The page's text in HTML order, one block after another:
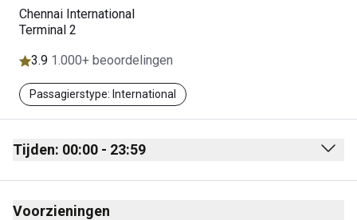
Chennai International
Terminal 2
3.9 1.000+ beoordelingen
Passagierstype: International
Tijden: 00:00 - 23:59
Monday 00:00 - 23:59
Tuesday
Voorzieningen